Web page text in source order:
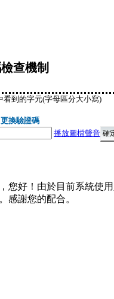
查機制
看到的字元(字母區分大小寫)
更換驗證碼
播放圖檔聲音
您好！由於目前系統使
感謝您的配合。